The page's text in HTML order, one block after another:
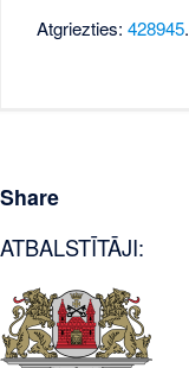
Atgriezties:428945.
Share
ATBALSTĪTĀJI: